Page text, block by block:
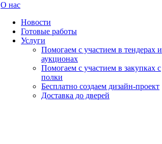
О нас
Новости
Готовые работы
Услуги
Помогаем с участием в тендерах и
аукционах
Помогаем с участием в закупках с
полки
Бесплатно создаем дизайн-проект
Доставка до дверей